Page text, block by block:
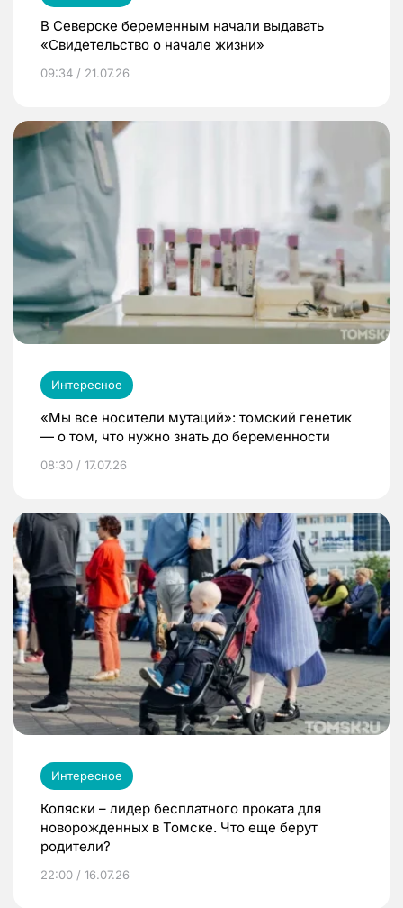
В Северске беременным начали выдавать
«Свидетельство о начале жизни»
09:34 / 21.07.26
Интересное
«Мы все носители мутаций»: томский генетик
— о том, что нужно знать до беременности
08:30 / 17.07.26
Интересное
Коляски – лидер бесплатного проката для
новорожденных в Томске. Что еще берут
родители?
22:00 / 16.07.26